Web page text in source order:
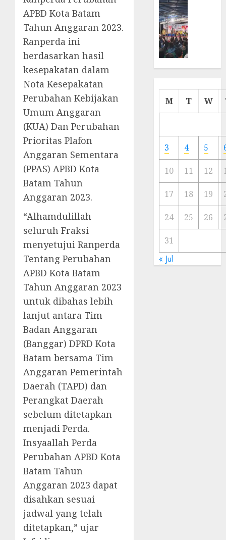
APBD Kota Batam
Tahun Anggaran 2023.
Ranperda ini
berdasarkan hasil
kesepakatan dalam
Nota Kesepakatan
Perubahan Kebijakan
Umum Anggaran
(KUA) Dan Perubahan
Prioritas Plafon
Anggaran Sementara
(PPAS) APBD Kota
Batam Tahun
Anggaran 2023.
“Alhamdulillah
seluruh Fraksi
menyetujui Ranperda
Tentang Perubahan
APBD Kota Batam
Tahun Anggaran 2023
untuk dibahas lebih
lanjut antara Tim
Badan Anggaran
(Banggar) DPRD Kota
Batam bersama Tim
Anggaran Pemerintah
Daerah (TAPD) dan
Perangkat Daerah
sebelum ditetapkan
menjadi Perda.
Insyaallah Perda
Perubahan APBD Kota
Batam Tahun
Anggaran 2023 dapat
disahkan sesuai
jadwal yang telah
ditetapkan,” ujar
Cermin
Ibu
Kota
23/11/
M T W
3 4 5
10 11 12
17 18 19
24 25 26
31
« Jul